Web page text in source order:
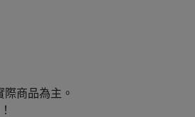
商品為主。